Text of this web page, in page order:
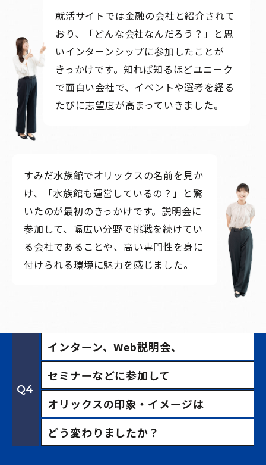
就活サイトでは金融の会社と紹介されて
おり、「どんな会社なんだろう？」と思
いインターンシップに参加したことが
きっかけです。知れば知るほどユニーク
で面白い会社で、イベントや選考を経る
たびに志望度が高まっていきました。
すみだ水族館でオリックスの名前を見か
け、「水族館も運営しているの？」と驚
いたのが最初のきっかけです。説明会に
参加して、幅広い分野で挑戦を続けてい
る会社であることや、高い専門性を身に
付けられる環境に魅力を感じました。
Q4
インターン、Web説明会、
セミナーなどに参加して
オリックスの印象・イメージは
どう変わりましたか？